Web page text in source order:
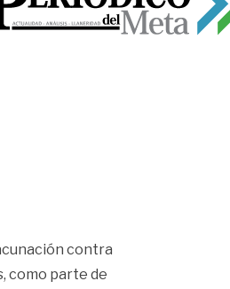
contra
como parte de